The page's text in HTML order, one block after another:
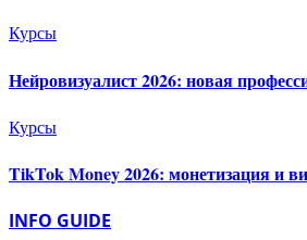
Курсы
Нейровизуалист 2026: новая
Курсы
TikTok Money 2026: монетизация и
INFO GUIDE